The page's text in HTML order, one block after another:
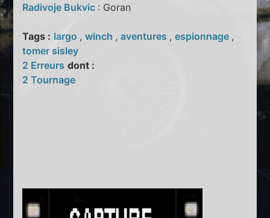
Radivoje Bukvic : Goran
Tags : largo ,winch ,aventures ,espionnage ,
tomer sisley
2 Erreurs dont :
2 Tournage